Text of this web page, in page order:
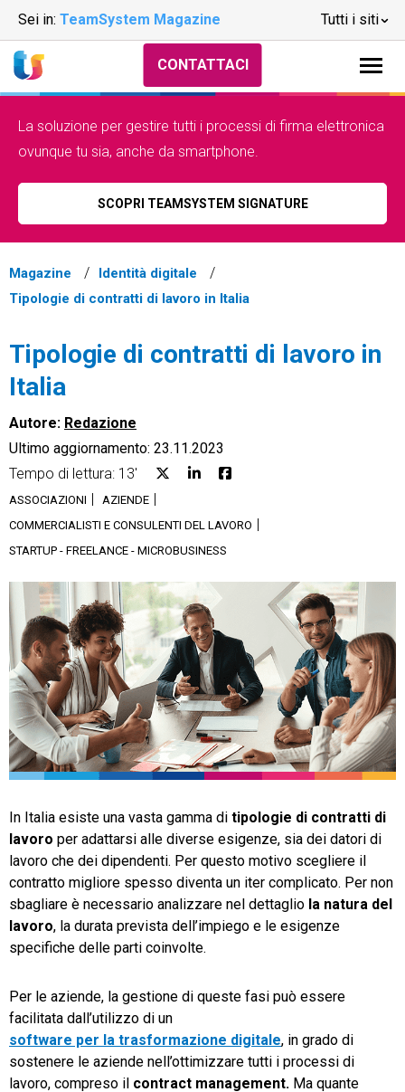
Sei in: TeamSystem Magazine Tutti i siti
CRM
Ecommerce
Email Marketing
Fatturazione
Financial Solutions
HR
Trust Services
TeamSystem Store
CONTATTACI
La soluzione per gestire tutti i processi di firma elettronica
ovunque tu sia, anche da smartphone.
SCOPRI TEAMSYSTEM SIGNATURE
Magazine
Identità digitale
Tipologie di contratti di lavoro in Italia
Tipologie di contratti di lavoro in
Italia
Autore: Redazione
Ultimo aggiornamento: 23.11.2023
Tempo di lettura: 13'
ASSOCIAZIONI
AZIENDE
COMMERCIALISTI E CONSULENTI DEL LAVORO
STARTUP - FREELANCE - MICROBUSINESS
In Italia esiste una vasta gamma di tipologie di contratti di
lavoro per adattarsi alle diverse esigenze, sia dei datori di
lavoro che dei dipendenti. Per questo motivo scegliere il
contratto migliore spesso diventa un iter complicato. Per non
sbagliare è necessario analizzare nel dettaglio la natura del
lavoro, la durata prevista dell’impiego e le esigenze
specifiche delle parti coinvolte.
Per le aziende, la gestione di queste fasi può essere
facilitata dall’utilizzo di un
software per la trasformazione digitale, in grado di
sostenere le aziende nell’ottimizzare tutti i processi di
lavoro, compreso il contract management. Ma quante